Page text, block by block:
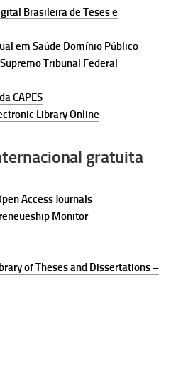
Brasileira de Teses e
em Saúde Domínio Público
Tribunal Federal
CAPES
Library Online
gratuita
Access Journals
Monitor
of Theses and Dissertations –